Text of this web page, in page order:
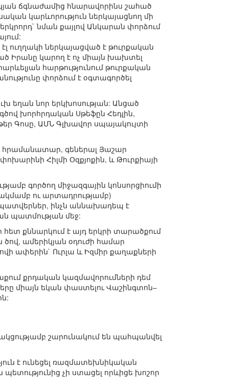
ճգնաժամից հնարավորինս շահած
կարևորություն ներկայացնող մի
նման քայլով Անկարան փորձում
ուղղակի ներկայացված է թուրքական
Իրանը կարող է ոչ միայն խախտել
հարթությունում թուրքական
փորձում է օգտագործել
եղան նոր երկխոսության: Անցած
խորհրդական Սթեֆըն Հեդլին,
Գոսը, ԱՄՆ Գլխավոր սպայակույտի
հրամանատար, գեներալ Յաշար
Հիլմի Օզքյոքին, և Թուրքիայի
գործող միջազգային կոնսորցիումի
ու արտադրությամբ)
պատվերներ, ինչն աննախադեպ է
պատմության մեջ:
քննարկում է այդ երկրի տարածքում
ամերիկյան օդուժի համար
ափերին` Ուրլա և Իզմիր քաղաքների
քրդական կազմավորումների դեմ
միայն եկան փաստելու Վաշինգտոն–
շարունակում են պահպանվել
է ունեցել ռազմատեխնիկական
պետությունից չի ստացել որևիցե խոշոր